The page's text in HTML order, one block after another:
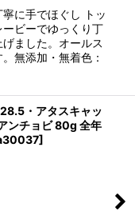
に手でほぐし トッ
ビーでゆっくり丁
ました。オールス
無添加・無着色：
・アタスキャッ
ンチョビ 80g 全年
]